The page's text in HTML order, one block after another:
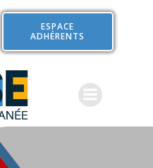
Aller
contenu
ESPACE
ADHÉRENTS